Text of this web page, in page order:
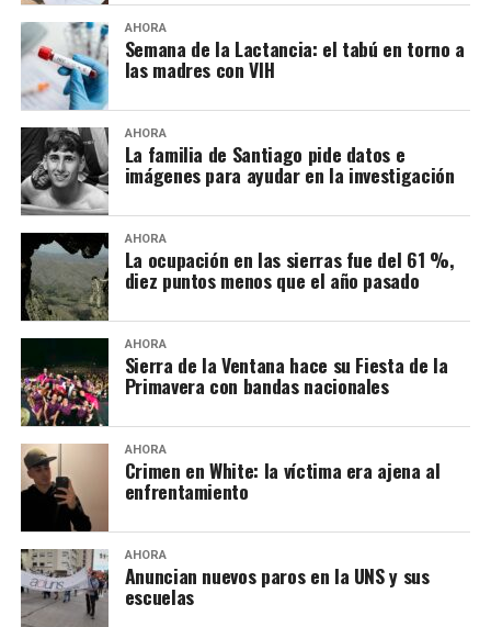
AHORA
Semana de la Lactancia: el tabú en torno a
las madres con VIH
AHORA
La familia de Santiago pide datos e
imágenes para ayudar en la investigación
AHORA
La ocupación en las sierras fue del 61 %,
diez puntos menos que el año pasado
AHORA
Sierra de la Ventana hace su Fiesta de la
Primavera con bandas nacionales
AHORA
Crimen en White: la víctima era ajena al
enfrentamiento
AHORA
Anuncian nuevos paros en la UNS y sus
escuelas